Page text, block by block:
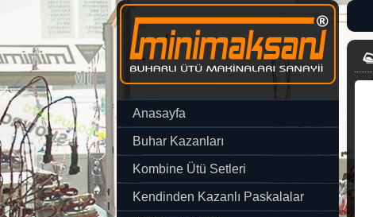
Anasayfa
Buhar Kazanları
Kombine Ütü Setleri
Kendinden Kazanlı Paskalalar